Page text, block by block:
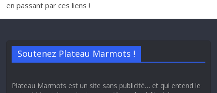
en passant par ces liens !
Soutenez Plateau Marmots !
Plateau Marmots est un site sans publicité… et qui entend le